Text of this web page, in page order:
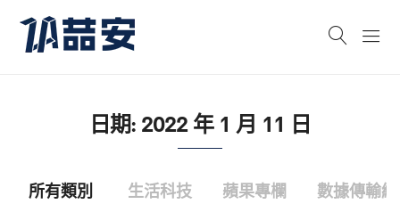
日期: 2022 年 1 月 11 日
所有類別 生活科技 蘋果專欄 數據傳輸線